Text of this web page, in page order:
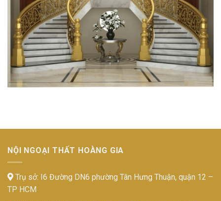
NỘI NGOẠI THẤT HOÀNG GIA
Trụ sở: I6 Đường DN6 phường Tân Hưng Thuận, quận 12 –
TP HCM